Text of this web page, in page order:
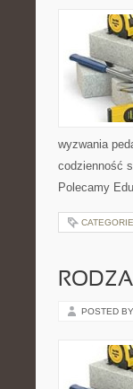
wyzwania
codzienność
Polecamy
POSTED